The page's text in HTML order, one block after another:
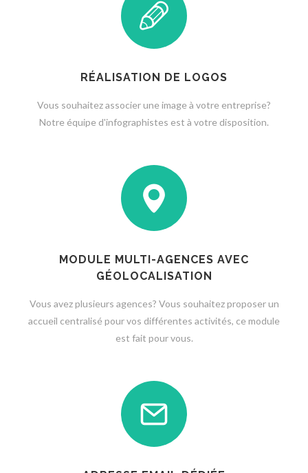
RÉALISATION DE LOGOS
Vous souhaitez associer une image à votre entreprise?
Notre équipe d'infographistes est à votre disposition.
MODULE MULTI-AGENCES AVEC
GÉOLOCALISATION
Vous avez plusieurs agences? Vous souhaitez proposer un
accueil centralisé pour vos différentes activités, ce module
est fait pour vous.